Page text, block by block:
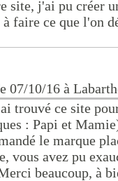
site, j'ai pu créer
faire ce que l'on
07/10/16 à
trouvé ce site
: Papi et
le marque
vous avez pu
beaucoup, à